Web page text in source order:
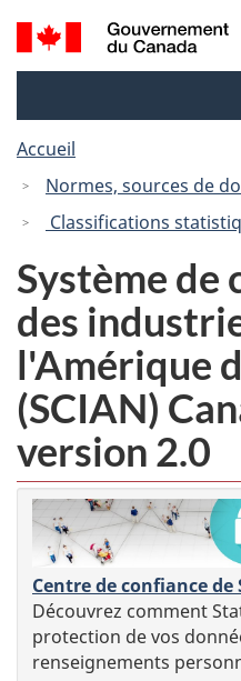
Recherche
et
Accueil
Normes, sources de
Classifications
Système de
des
l'Amérique
(SCIAN)
version 2.0
Centre de confiance
Découvrez comment
protection de vos
renseignements